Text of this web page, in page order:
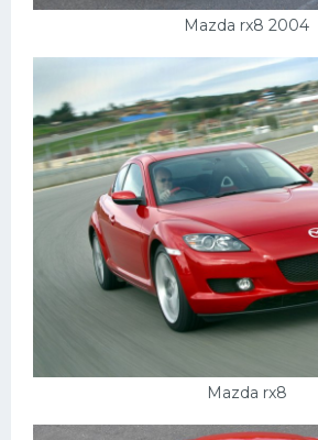
Mazda rx8 2004
Mazda rx8